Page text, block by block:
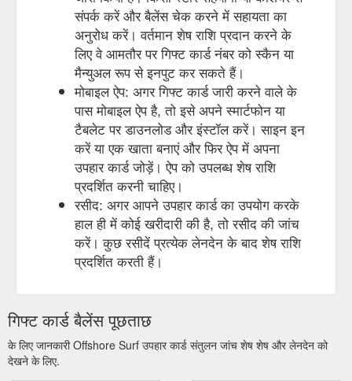
संपर्क करें और बैलेंस चेक करने में सहायता का
अनुरोध करें। वर्तमान शेष राशि प्रदान करने के
लिए वे आमतौर पर गिफ्ट कार्ड नंबर को स्कैन या
मैन्युअल रूप से इनपुट कर सकते हैं।
मोबाइल ऐप: अगर गिफ्ट कार्ड जारी करने वाले के
पास मोबाइल ऐप है, तो इसे अपने स्मार्टफोन या
टैबलेट पर डाउनलोड और इंस्टॉल करें। साइन इन
करें या एक खाता बनाएं और फिर ऐप में अपना
उपहार कार्ड जोड़ें। ऐप को उपलब्ध शेष राशि
प्रदर्शित करनी चाहिए।
रसीद: अगर आपने उपहार कार्ड का उपयोग करके
हाल ही में कोई खरीदारी की है, तो रसीद की जांच
करें। कुछ रसीदें प्रत्येक लेनदेन के बाद शेष राशि
प्रदर्शित करती हैं।
गिफ्ट कार्ड बैलेंस पूछताछ
के लिए जानकारी Offshore Surf उपहार कार्ड संतुलन जांच शेष शेष और लेनदेन को
देखने के लिए.